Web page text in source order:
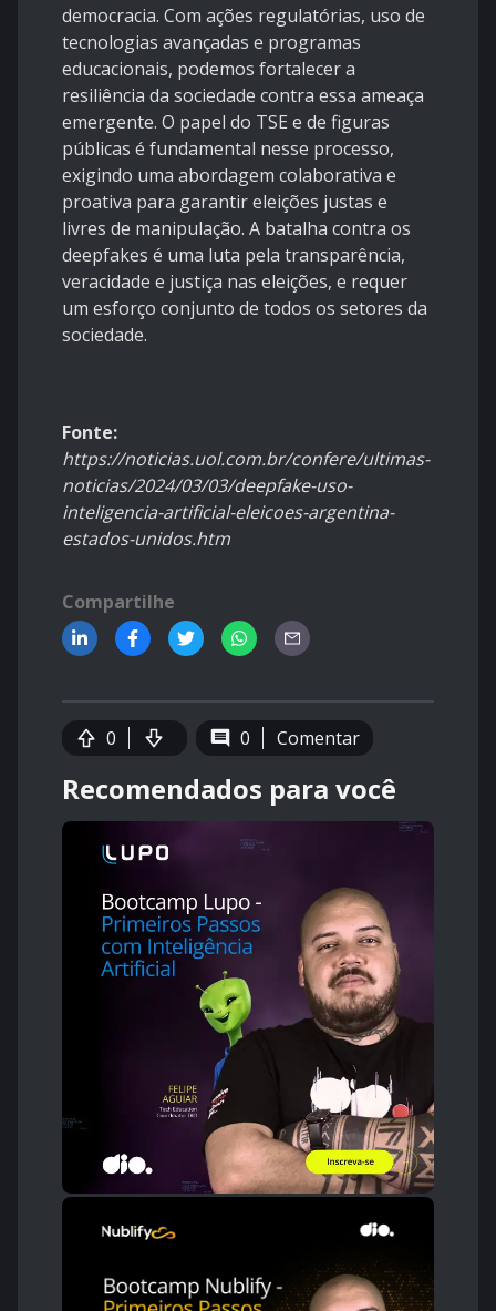
democracia. Com ações regulatórias, uso de
tecnologias avançadas e programas
educacionais, podemos fortalecer a
resiliência da sociedade contra essa ameaça
emergente. O papel do TSE e de figuras
públicas é fundamental nesse processo,
exigindo uma abordagem colaborativa e
proativa para garantir eleições justas e
livres de manipulação. A batalha contra os
deepfakes é uma luta pela transparência,
veracidade e justiça nas eleições, e requer
um esforço conjunto de todos os setores da
sociedade.
Fonte:
https://noticias.uol.com.br/confere/ultimas-
noticias/2024/03/03/deepfake-uso-
inteligencia-artificial-eleicoes-argentina-
estados-unidos.htm
Compartilhe
0 0 Comentar
Recomendados para você